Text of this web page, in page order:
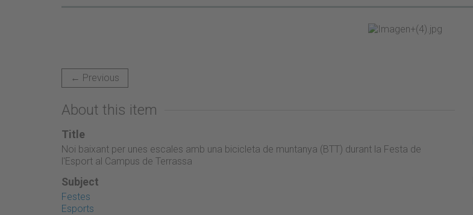
← Previous
About this item
Title
Noi baixant per unes escales amb una bicicleta de muntanya (BTT) durant la Festa de
l'Esport al Campus de Terrassa
Subject
Festes
Esports